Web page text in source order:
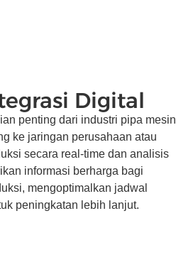
Digital
penting dari industri pipa mesin
ke jaringan perusahaan atau
secara real-time dan analisis
informasi berharga bagi
mengoptimalkan jadwal
peningkatan lebih lanjut.